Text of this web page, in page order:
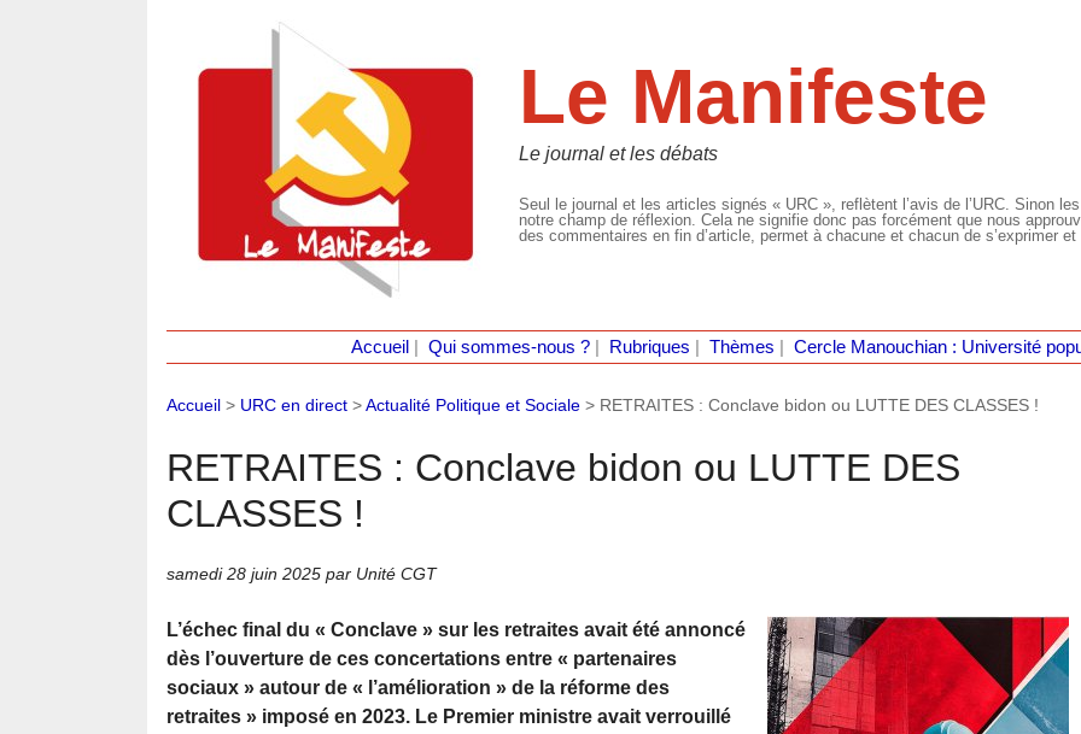
Le Manifeste
Le journal et les débats
Seul le journal et les articles signés « URC », reflètent l’avis de l’URC. Sinon
notre champ de réflexion. Cela ne signifie donc pas forcément que nous
des commentaires en fin d’article, permet à chacune et chacun de s’exprimer
Accueil Qui sommes-nous ?| Rubriques Thèmes Cercle Manouchian : Université
Accueil > URC en direct >Actualité Politique et Sociale > RETRAITES : Conclave bidon ou LUTTE DES CLASSES !
RETRAITES : Conclave bidon ou LUTTE DES
CLASSES !
samedi 28 juin 2025 par Unité CGT
L’échec final du « Conclave » sur les retraites avait été annoncé
dès l’ouverture de ces concertations entre « partenaires
sociaux » autour de « l’amélioration » de la réforme des
retraites » imposé en 2023. Le Premier ministre avait verrouillé